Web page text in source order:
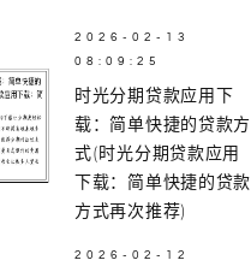
2026-02-13
08:09:25
时光分期贷款应用下
载：简单快捷的贷款方
式(时光分期贷款应用
下载：简单快捷的贷款
方式再次推荐)
2026-02-12